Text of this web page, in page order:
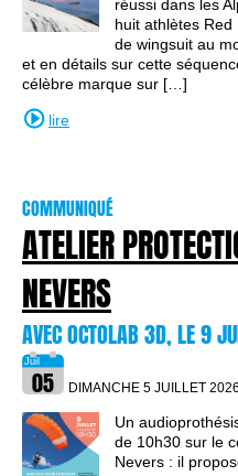
réussi dans les
huit athlètes
de wingsuit au
et en détails sur cette
célèbre marque sur […]
lire
COMMUNIQUÉ
ATELIER
NEVERS
AVEC OCTOLAB 3D, LE 9
DIMANCHE 5 JUILLET 2026
Un
de 10h30 sur le
Nevers : il